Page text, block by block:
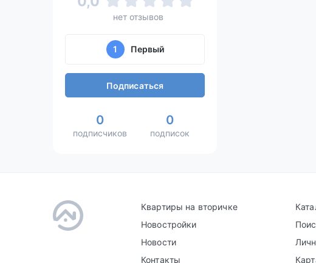
нет отзывов
1 Первый
Подписаться
0
подписчиков
0
подписок
Квартиры на вторичке
Новостройки
Новости
Контакты